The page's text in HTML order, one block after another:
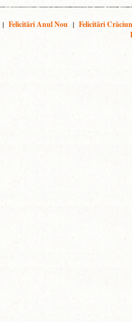
| Felicitări Anul Nou | Felicitări